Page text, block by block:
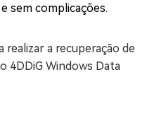
sem complicações.
realizar a recuperação de
4DDiG Windows Data